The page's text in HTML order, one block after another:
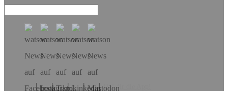
Hol dir die App!